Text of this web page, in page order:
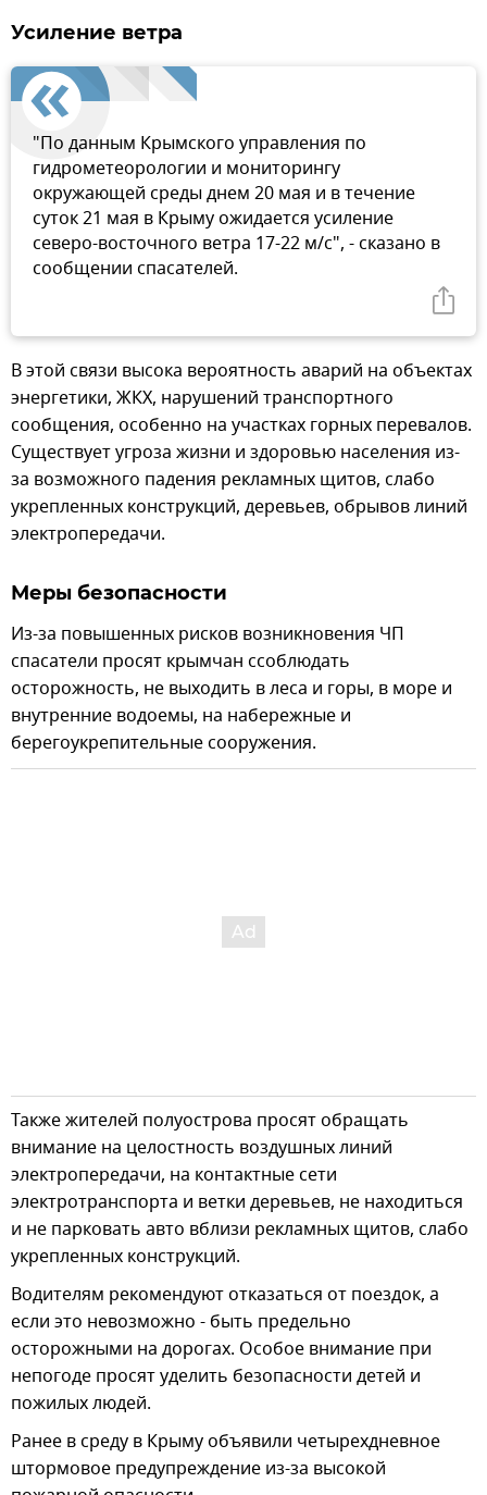
Усиление ветра
"По данным Крымского управления по
гидрометеорологии и мониторингу
окружающей среды днем 20 мая и в течение
суток 21 мая в Крыму ожидается усиление
северо-восточного ветра 17-22 м/с", - сказано в
сообщении спасателей.
В этой связи высока вероятность аварий на объектах
энергетики, ЖКХ, нарушений транспортного
сообщения, особенно на участках горных перевалов.
Существует угроза жизни и здоровью населения из-
за возможного падения рекламных щитов, слабо
укрепленных конструкций, деревьев, обрывов линий
электропередачи.
Меры безопасности
Из-за повышенных рисков возникновения ЧП
спасатели просят крымчан cсоблюдать
осторожность, не выходить в леса и горы, в море и
внутренние водоемы, на набережные и
берегоукрепительные сооружения.
Также жителей полуострова просят обращать
внимание на целостность воздушных линий
электропередачи, на контактные сети
электротранспорта и ветки деревьев, не находиться
и не парковать авто вблизи рекламных щитов, слабо
укрепленных конструкций.
Водителям рекомендуют отказаться от поездок, а
если это невозможно - быть предельно
осторожными на дорогах. Особое внимание при
непогоде просят уделить безопасности детей и
пожилых людей.
Ранее в среду в Крыму объявили четырехдневное
штормовое предупреждение из-за высокой